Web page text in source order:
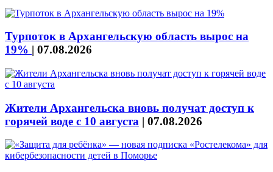
Турпоток в Архангельскую область вырос на
19% | 07.08.2026
Жители Архангельска вновь получат доступ к
горячей воде с 10 августа | 07.08.2026